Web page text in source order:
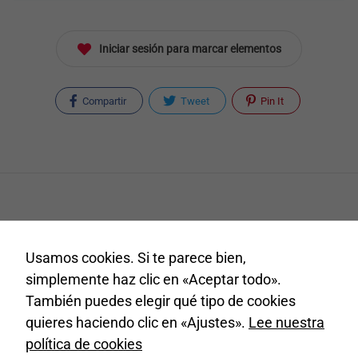
Iniciar sesión para marcar elementos
Compartir Tweet Pin It
¿Tienes una empresa en Tijarafe y quieres
aparecer en nuestro portal?
Contacta con nosotros encomercio@tijarafe.com
Usamos cookies. Si te parece bien,
simplemente haz clic en «Aceptar todo».
También puedes elegir qué tipo de cookies
quieres haciendo clic en «Ajustes». Lee nuestra
política de cookies
Estadísticas
Para que
se usa la
Experiencia
Para que
nuestra web